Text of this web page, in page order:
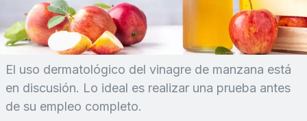
El uso dermatológico del vinagre de manzana está
en discusión. Lo ideal es realizar una prueba antes
de su empleo completo.